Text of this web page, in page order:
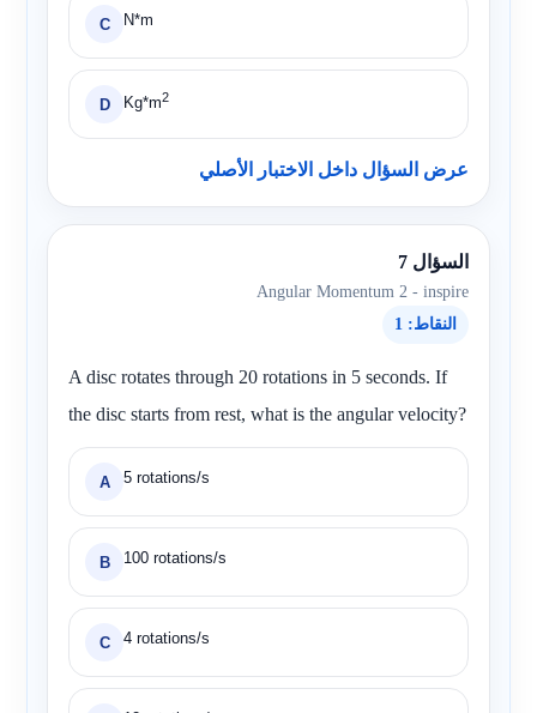
C N*m
D Kg*m2
عرض السؤال داخل الاختبار الأصلي
السؤال 7
Angular Momentum 2 - inspire
النقاط: 1
A disc rotates through 20 rotations in 5 seconds. If
the disc starts from rest, what is the angular velocity?
A 5 rotations/s
B 100 rotations/s
C 4 rotations/s